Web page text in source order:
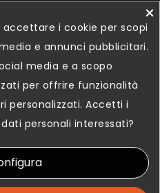
×
i cookie per scopi
e annunci pubblicitari.
media e a scopo
per offrire funzionalità
personalizzati. Accetti i
personali interessati?